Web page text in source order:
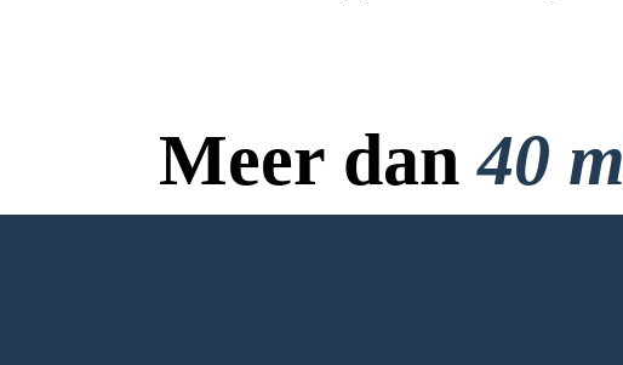
Meer dan40
Geen Downloads, Geen